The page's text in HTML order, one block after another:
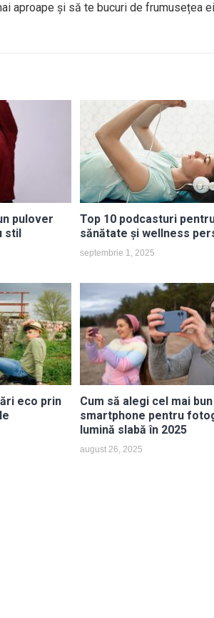
aproape și să te bucuri de frumusețea
pulover
stil
Top 10 podcasturi
sănătate și wellness
septembrie 1, 2025
eco prin
Cum să alegi cel mai bun
smartphone pentru
lumină slabă în 2025
august 26, 2025